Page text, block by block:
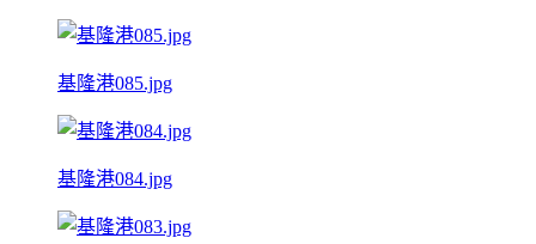
基隆港085.jpg
基隆港084.jpg